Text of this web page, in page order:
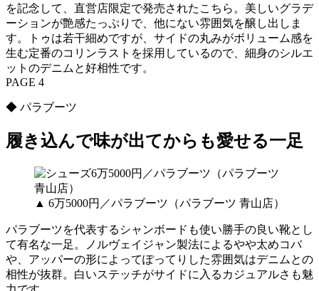
を記念して、直営店限定で発売されたこちら。美しいグラデ
ーションが艶感たっぷりで、他にない雰囲気を醸し出しま
す。トゥは若干細めですが、サイドの丸みがボリューム感を
生む定番のコリンラストを採用しているので、細身のシルエ
ットのデニムと好相性です。
PAGE 4
◆ パラブーツ
履き込んで味が出てからも愛せる一足
▲ 6万5000円／パラブーツ（パラブーツ 青山店）
パラブーツを代表するシャンボードも使い勝手の良い靴とし
て有名な一足。ノルヴェイジャン製法によるやや太めコバ
や、アッパーの形によってぽってりした雰囲気はデニムとの
相性が抜群。白いステッチがサイドに入るカジュアルさも魅